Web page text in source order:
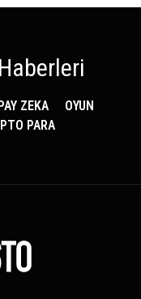
ZEKA
OYUN
PARA